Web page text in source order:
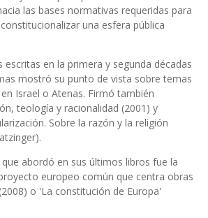
las bases normativas requeridas para
una esfera pública
escritas en la primera y segunda décadas
mostró su punto de vista sobre temas
Israel o Atenas. Firmó también
teología y racionalidad (2001) y
Sobre la razón y la religión
abordó en sus últimos libros fue la
europeo común que centra obras
o 'La constitución de Europa'